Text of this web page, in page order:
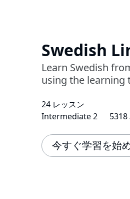
Swedish
Learn Swedish
using the learning
24 レッスン
Intermediate 2
5318
今すぐ学習を始